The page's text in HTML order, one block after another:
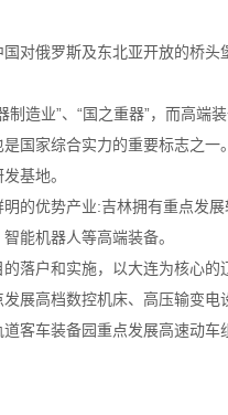
对俄罗斯及东北亚开放的桥
造业”、“国之重器”，而高
国家综合实力的重要标志之
基地。
的优势产业:吉林拥有重点
能机器人等高端装备。
落户和实施，以大连为核心
展高档数控机床、高压输变
客车装备园重点发展高速动